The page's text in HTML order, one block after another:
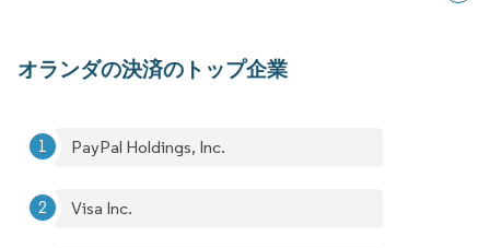
オランダの決済のトップ企業
PayPal Holdings, Inc.
Visa Inc.